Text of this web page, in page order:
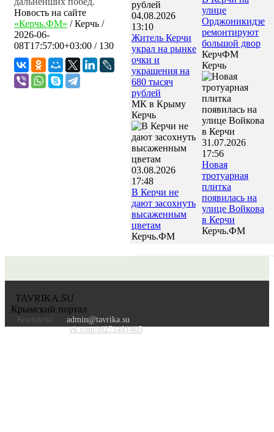
Новость на сайте
«Керчь.ФМ» /Керчь /
2026-06-
08T17:57:00+03:00 / 130
04.08.2026
13:10
Житель Керчи
украл на рынке
очки и
украшения на
680 тысяч
рублей
МК в Крыму
Керчь
03.08.2026
17:48
В Керчи не
дают засохнуть
высаженным
цветам
Керчь.ФМ
улице
Орджоникидзе
ремонтируют
большой двор
КерчФМ
Керчь
31.07.2026
17:56
Новая
тротуарная
плитка
появилась на
улице Войкова
в Керчи
Керчь.ФМ
TAVRIKA.SU
Крымский портал
Контакты
admin@tavrika.su
vk.com/id271481405